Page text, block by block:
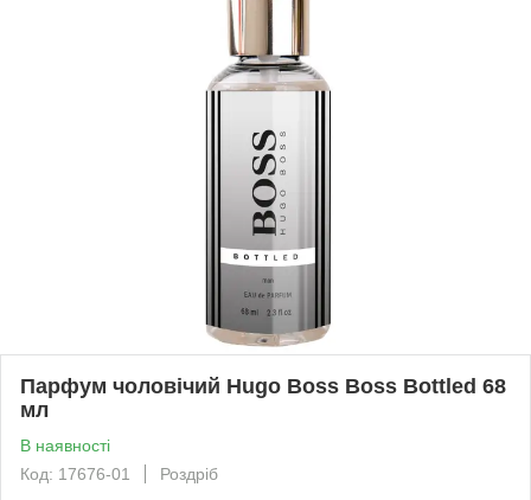
Парфум чоловічий Hugo Boss Boss Bottled 68
мл
В наявності
Код: 17676-01
Роздріб